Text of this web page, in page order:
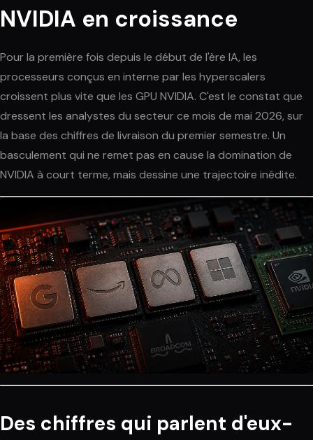
NVIDIA en croissance
Pour la première fois depuis le début de l'ère IA, les
processeurs conçus en interne par les hyperscalers
croissent plus vite que les GPU NVIDIA. C'est le constat que
dressent les analystes du secteur ce mois de mai 2026, sur
la base des chiffres de livraison du premier semestre. Un
basculement qui ne remet pas en cause la domination de
NVIDIA à court terme, mais dessine une trajectoire inédite.
Des chiffres qui parlent d'eux-